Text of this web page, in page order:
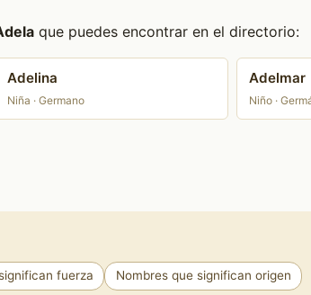
que puedes encontrar en el directorio:
Adelina
Niña · Germano
Adelmar
Niño ·
fuerza Nombres que significan origen